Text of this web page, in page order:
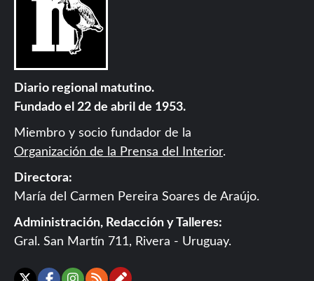
Diario regional matutino.
Fundado el 22 de abril de 1953.
Miembro y socio fundador de la
Organización de la Prensa del Interior.
Directora:
María del Carmen Pereira Soares de Araújo.
Administración, Redacción y Talleres:
Gral. San Martín 711, Rivera - Uruguay.